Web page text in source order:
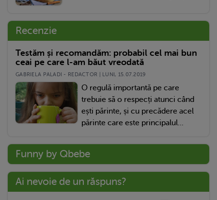
Recenzie
Testăm și recomandăm: probabil cel mai bun
ceai pe care l-am băut vreodată
GABRIELA PALADI - REDACTOR | LUNI, 15.07.2019
O regulă importantă pe care
trebuie să o respecți atunci când
ești părinte, și cu precădere acel
părinte care este principalul...
Funny by Qbebe
Ai nevoie de un răspuns?